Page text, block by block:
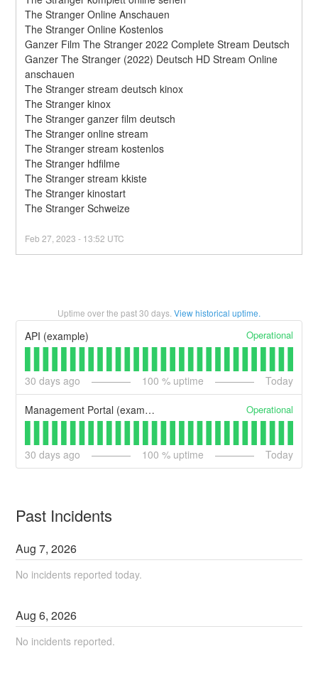
The Stranger Online Anschauen
The Stranger Online Kostenlos
Ganzer Film The Stranger 2022 Complete Stream Deutsch
Ganzer The Stranger (2022) Deutsch HD Stream Online
anschauen
The Stranger stream deutsch kinox
The Stranger kinox
The Stranger ganzer film deutsch
The Stranger online stream
The Stranger stream kostenlos
The Stranger hdfilme
The Stranger stream kkiste
The Stranger kinostart
The Stranger Schweize
Feb27 ,2023 - 13:52 UTC
Uptime over the past30 days. View historical uptime.
API (example) Operational
30 days ago 100 % uptime Today
Management Portal (example) Operational
30 days ago 100 % uptime Today
Past Incidents
Aug7,2026
No incidents reported today.
Aug6,2026
No incidents reported.